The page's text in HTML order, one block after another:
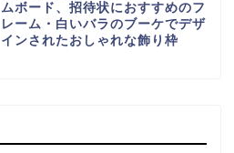
ムボード、招待状におすすめのフ
レーム・白いバラのブーケでデザ
インされたおしゃれな飾り枠